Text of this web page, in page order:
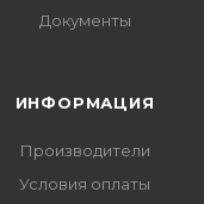
Документы
ИНФОРМАЦИЯ
Производители
Условия оплаты